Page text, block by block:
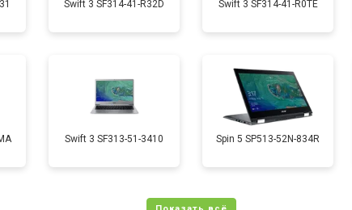
от 50 мин
от 110 мин
Swift 3 SF314-41-R32D Swift 3 SF314-41-R0TE
Swift 3 SF313-51-3410 Spin 5 SP513-52N-834R